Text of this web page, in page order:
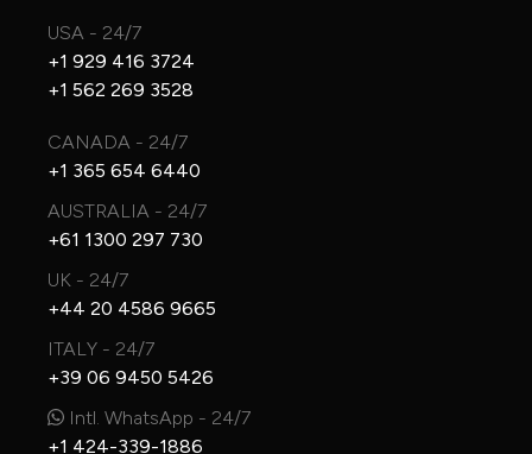
USA - 24/7
+1 929 416 3724
+1 562 269 3528
CANADA - 24/7
+1 365 654 6440
AUSTRALIA - 24/7
+61 1300 297 730
UK - 24/7
+44 20 4586 9665
ITALY - 24/7
+39 06 9450 5426
Intl. WhatsApp - 24/7
+1 424-339-1886